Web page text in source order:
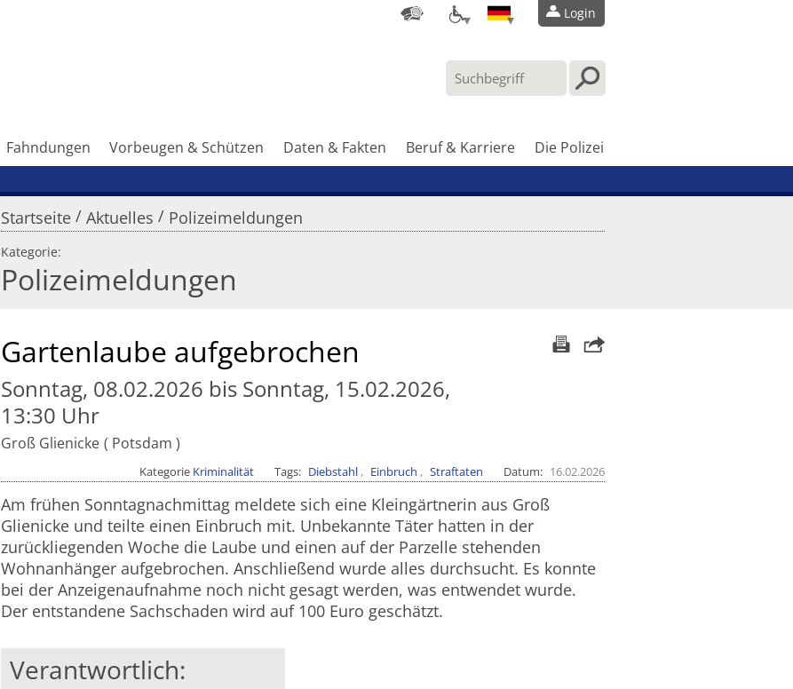
Login
Fahndungen Vorbeugen & Schützen Daten & Fakten Beruf & Karriere Die Polizei
Startseite / Aktuelles / Polizeimeldungen
Kategorie:
Polizeimeldungen
Gartenlaube aufgebrochen
Sonntag, 08.02.2026 bis Sonntag, 15.02.2026,
13:30 Uhr
Groß Glienicke Potsdam
Kategorie Kriminalität Tags Diebstahl Einbruch Straftaten Datum 16.02.2026
Am frühen Sonntagnachmittag meldete sich eine Kleingärtnerin aus Groß
Glienicke und teilte einen Einbruch mit. Unbekannte Täter hatten in der
zurückliegenden Woche die Laube und einen auf der Parzelle stehenden
Wohnanhänger aufgebrochen. Anschließend wurde alles durchsucht. Es konnte
bei der Anzeigenaufnahme noch nicht gesagt werden, was entwendet wurde.
Der entstandene Sachschaden wird auf 100 Euro geschätzt.
Verantwortlich: